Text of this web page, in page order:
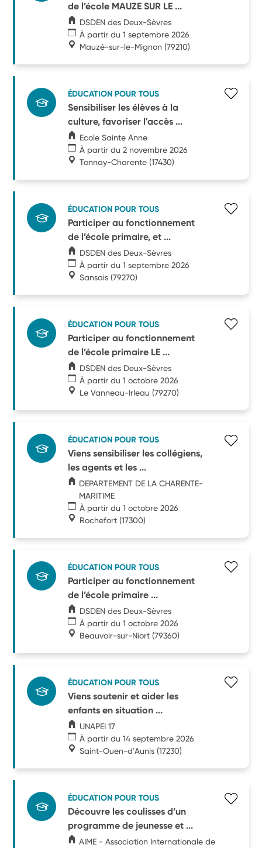
de l’école MAUZE SUR LE ...
DSDEN des Deux-Sèvres
À partir du 1 septembre 2026
Mauzé-sur-le-Mignon (79210)
ÉDUCATION POUR TOUS
Sensibiliser les élèves à la
culture, favoriser l'accès ...
Ecole Sainte Anne
À partir du 2 novembre 2026
Tonnay-Charente (17430)
ÉDUCATION POUR TOUS
Participer au fonctionnement
de l’école primaire, et ...
DSDEN des Deux-Sèvres
À partir du 1 septembre 2026
Sansais (79270)
ÉDUCATION POUR TOUS
Participer au fonctionnement
de l’école primaire LE ...
DSDEN des Deux-Sèvres
À partir du 1 octobre 2026
Le Vanneau-Irleau (79270)
ÉDUCATION POUR TOUS
Viens sensibiliser les collégiens,
les agents et les ...
DEPARTEMENT DE LA CHARENTE-
MARITIME
À partir du 1 octobre 2026
Rochefort (17300)
ÉDUCATION POUR TOUS
Participer au fonctionnement
de l’école primaire ...
DSDEN des Deux-Sèvres
À partir du 1 octobre 2026
Beauvoir-sur-Niort (79360)
ÉDUCATION POUR TOUS
Viens soutenir et aider les
enfants en situation ...
UNAPEI 17
À partir du 14 septembre 2026
Saint-Ouen-d'Aunis (17230)
ÉDUCATION POUR TOUS
Découvre les coulisses d’un
programme de jeunesse et ...
AIME - Association Internationale de